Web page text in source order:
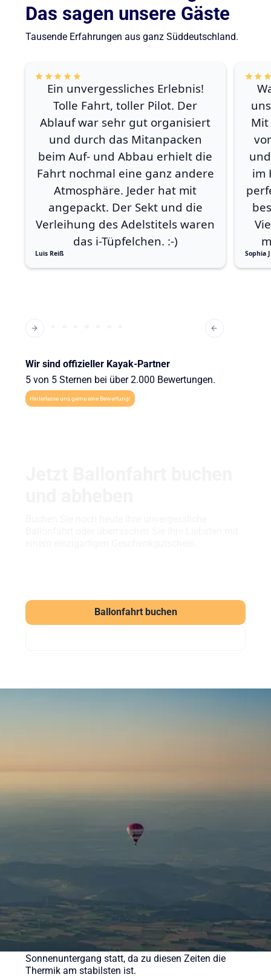
Das sagen unsere Gäste
Tausende Erfahrungen aus ganz Süddeutschland.
Ein unvergessliches Erlebnis!
Tolle Fahrt, toller Pilot. Der
Ablauf war sehr gut organisiert
und durch das Mitanpacken
beim Auf- und Abbau erhielt die
Fahrt nochmal eine ganz andere
Atmosphäre. Jeder hat mit
angepackt. Der Sekt und die
Verleihung des Adelstitels waren
das i-Tüpfelchen. :-)
Luis Reiß
im
Sophia J
Wir sind offizieller Kayak-Partner
5 von 5 Sternen bei über 2.000 Bewertungen.
Hinterlasse uns gerne eine Bewertung!
Ballonfahrt buchen
verschiedene Pakete für unsere Ballonfahrten an,
sehen Sie sich gerne auf der Webseite um.
90 Minuten, das gesamte Erlebnis inklusive
Vorbereitung und Taufe dauert ca. 3-4 Stunden.
Wann ist die beste Zeit für eine Ballonfahrt?
Ballonfahrten finden meist früh morgens nach
Sonnenaufgang oder am späten Nachmittag vor
Sonnenuntergang statt, da zu diesen Zeiten die
Thermik am stabilsten ist.